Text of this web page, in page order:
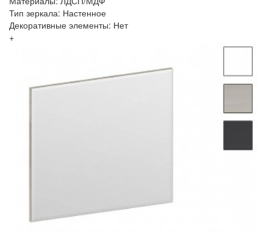
Тип зеркала: Настенное
Декоративные элементы: Нет
+